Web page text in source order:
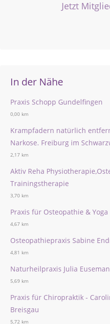
Jetzt
In der Nähe
Praxis Schopp Gundelfingen
0,00 km
Krampfadern natürlich
Narkose. Freiburg im
2,17 km
Aktiv Reha
Trainingstherapie
3,70 km
Praxis für Osteopathie & Yoga
4,67 km
Osteopathiepraxis Sabine
4,81 km
Naturheilpraxis Julia
5,69 km
Praxis für Chiropraktik -
Breisgau
5,72 km